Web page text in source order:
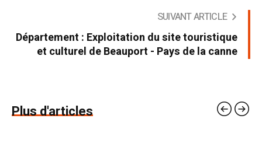
SUIVANT ARTICLE
Département : Exploitation du site touristique
et culturel de Beauport - Pays de la canne
Plus d'articles